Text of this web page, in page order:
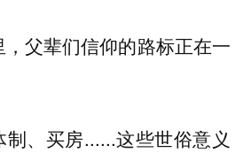
父辈们信仰的路标正在一
、买房......这些世俗意义